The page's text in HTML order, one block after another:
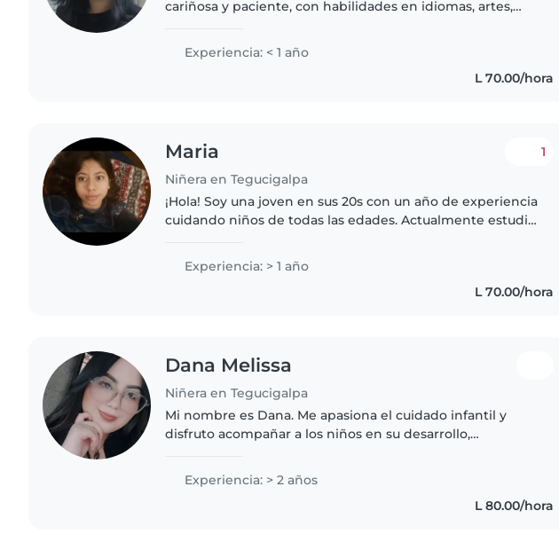
cariñosa y paciente, con habilidades en idiomas, artes,
cuidando pequeños de..
Experiencia: < 1 año
L 70.00/hora
Maria
Niñera en Tegucigalpa
1
¡Hola! Soy una joven en sus 20s con un año de experiencia
cuidando niños de todas las edades. Actualmente estudio
considero una..
Experiencia: > 1 año
L 70.00/hora
Dana Melissa
Niñera en Tegucigalpa
Mi nombre es Dana. Me apasiona el cuidado infantil y
disfruto acompañar a los niños en su desarrollo,
actividades dinámicas y divertidas...
Experiencia: > 2 años
L 80.00/hora